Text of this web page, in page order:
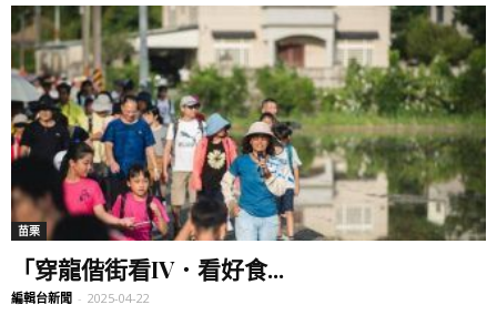
苗栗
「穿龍偕街看IV．看好食...
編輯台新聞 - 2025-04-22